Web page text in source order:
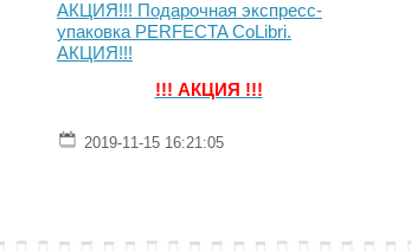
АКЦИЯ!!! Подарочная экспресс-
упаковка PERFECTA CoLibri.
АКЦИЯ!!!
!!! АКЦИЯ !!!
2019-11-15 16:21:05